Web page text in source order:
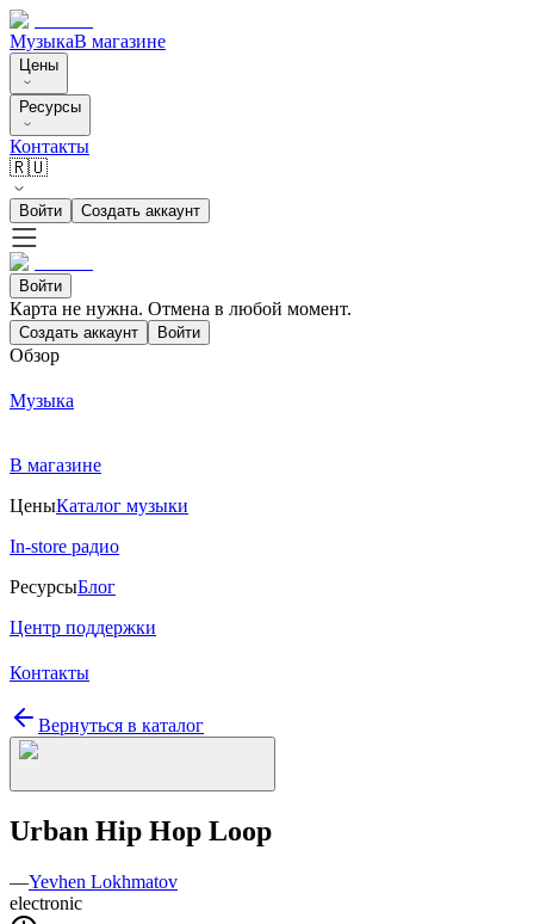
МузыкаВ магазине
Цены
Ресурсы
Контакты
🇷🇺
Войти Создать аккаунт
Войти
Карта не нужна. Отмена в любой момент.
Создать аккаунт Войти
Обзор
Музыка
В магазине
ЦеныКаталог музыки
In-store радио
РесурсыБлог
Центр поддержки
Контакты
Вернуться в каталог
Urban Hip Hop Loop
—Yevhen Lokhmatov
electronic